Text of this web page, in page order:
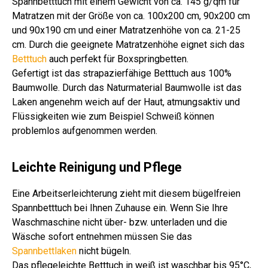
Matratzen mit der Größe von ca. 100x200 cm, 90x200 cm
und 90x190 cm und einer Matratzenhöhe von ca. 21-25
cm. Durch die geeignete Matratzenhöhe eignet sich das
Betttuch auch perfekt für Boxspringbetten.
Gefertigt ist das strapazierfähige Betttuch aus 100%
Baumwolle. Durch das Naturmaterial Baumwolle ist das
Laken angenehm weich auf der Haut, atmungsaktiv und
Flüssigkeiten wie zum Beispiel Schweiß können
problemlos aufgenommen werden.
Leichte Reinigung und Pflege
Eine Arbeitserleichterung zieht mit diesem bügelfreien
Spannbetttuch bei Ihnen Zuhause ein. Wenn Sie Ihre
Waschmaschine nicht über- bzw. unterladen und die
Wäsche sofort entnehmen müssen Sie das
Spannbettlaken nicht bügeln.
Das pflegeleichte Betttuch in weiß ist waschbar bis 95°C,